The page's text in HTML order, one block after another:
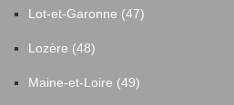
Lot-et-Garonne (47)
Lozère (48)
Maine-et-Loire (49)